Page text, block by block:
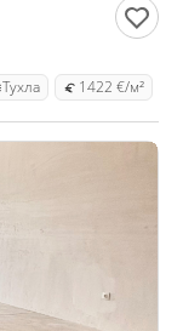
Тухла 1422 €/м²